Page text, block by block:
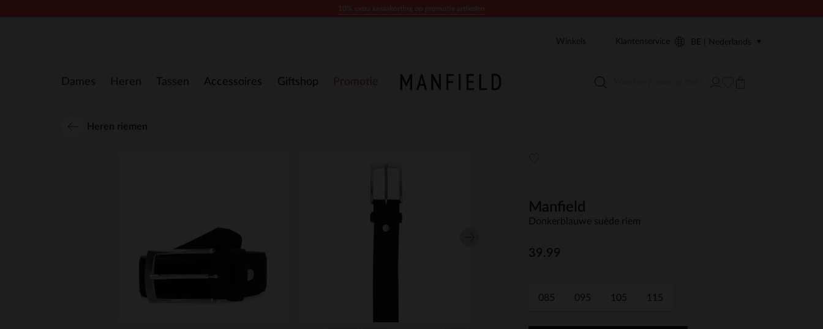
Dames Heren Tassen Accessoires Giftshop Promotie
Winkels Klantenservice BE | Nederlands
Heren riemen
Manfield
Donkerblauwe suède riem
39.99
085 095 105 115